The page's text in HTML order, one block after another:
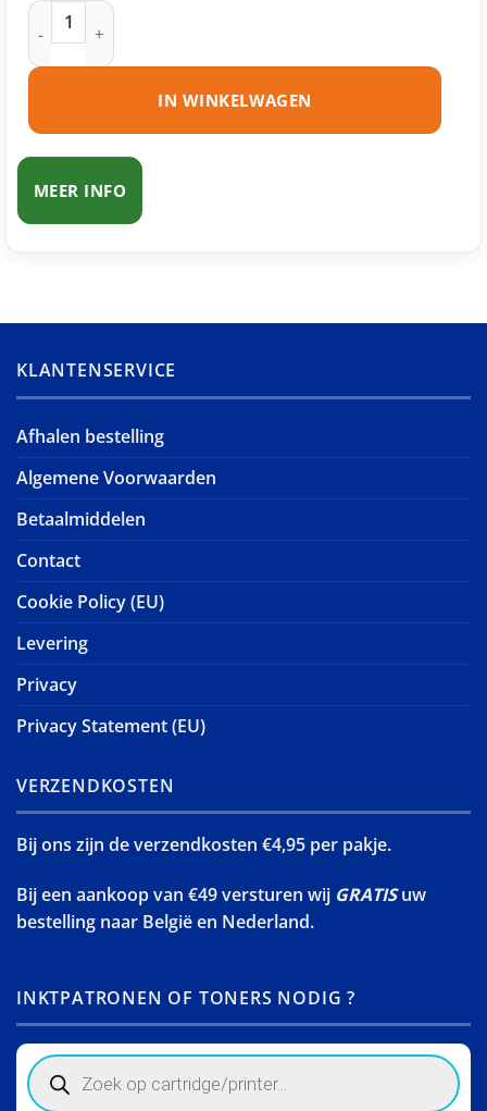
Samsung CLT-Y504S toner geel huismerk aantal
IN WINKELWAGEN
MEER INFO
KLANTENSERVICE
Afhalen bestelling
Algemene Voorwaarden
Betaalmiddelen
Contact
Cookie Policy (EU)
Levering
Privacy
Privacy Statement (EU)
VERZENDKOSTEN
Bij ons zijn de verzendkosten €4,95 per pakje.
Bij een aankoop van €49 versturen wij GRATISuw
bestelling naar België en Nederland.
INKTPATRONEN OF TONERS NODIG ?
Products
search